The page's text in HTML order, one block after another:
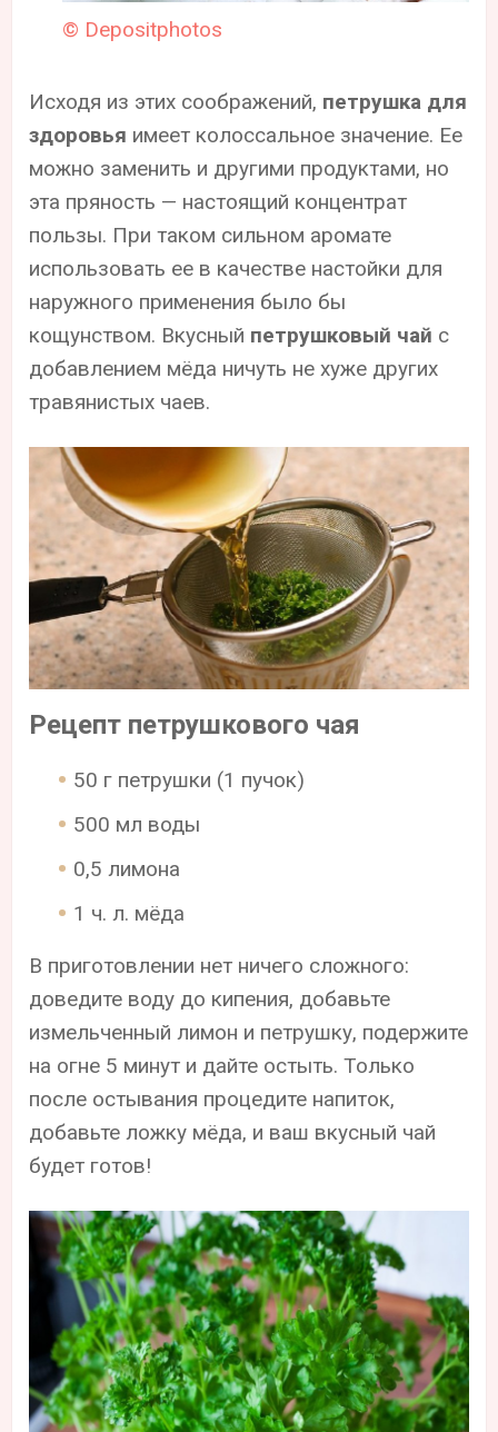
© Depositphotos
Исходя из этих соображений, петрушка для
здоровья имеет колоссальное значение. Ее
можно заменить и другими продуктами, но
эта пряность — настоящий концентрат
пользы. При таком сильном аромате
использовать ее в качестве настойки для
наружного применения было бы
кощунством. Вкусный петрушковый чай с
добавлением мёда ничуть не хуже других
травянистых чаев.
Рецепт петрушкового чая
50 г петрушки (1 пучок)
500 мл воды
0,5 лимона
1 ч. л. мёда
В приготовлении нет ничего сложного:
доведите воду до кипения, добавьте
измельченный лимон и петрушку, подержите
на огне 5 минут и дайте остыть. Только
после остывания процедите напиток,
добавьте ложку мёда, и ваш вкусный чай
будет готов!